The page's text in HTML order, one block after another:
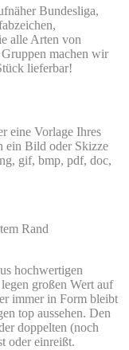
Bundesliga,
alle Arten von
machen wir
lieferbar!
eine Vorlage Ihres
ein Bild oder Skizze
gif, bmp, pdf, doc,
hochwertigen
großen Wert auf
immer in Form bleibt
top aussehen. Den
doppelten (noch
oder einreißt.